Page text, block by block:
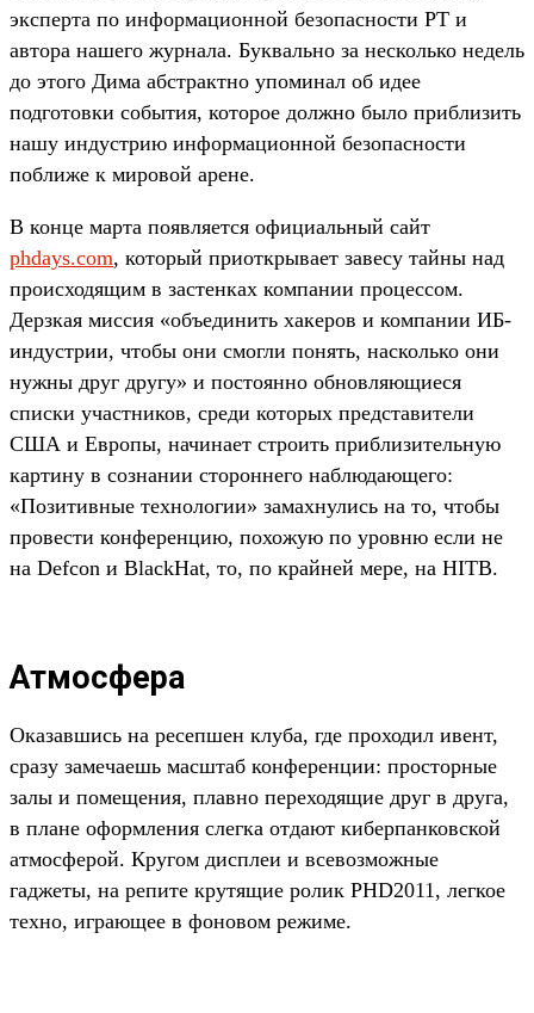
эксперта по информационной безопасности PT и
автора нашего журнала. Буквально за несколько недель
до этого Дима абстрактно упоминал об идее
подготовки события, которое должно было приблизить
нашу индустрию информационной безопасности
поближе к мировой арене.
В конце марта появляется официальный сайт
phdays.com, который приоткрывает завесу тайны над
происходящим в застенках компании процессом.
Дерзкая миссия «объединить хакеров и компании ИБ-
индустрии, чтобы они смогли понять, насколько они
нужны друг другу» и постоянно обновляющиеся
списки участников, среди которых представители
США и Европы, начинает строить приблизительную
картину в сознании стороннего наблюдающего:
«Позитивные технологии» замахнулись на то, чтобы
провести конференцию, похожую по уровню если не
на Defcon и BlackHat, то, по крайней мере, на HITB.
Атмосфера
Оказавшись на ресепшен клуба, где проходил ивент,
сразу замечаешь масштаб конференции: просторные
залы и помещения, плавно переходящие друг в друга,
в плане оформления слегка отдают киберпанковской
атмосферой. Кругом дисплеи и всевозможные
гаджеты, на репите крутящие ролик PHD2011, легкое
техно, играющее в фоновом режиме.